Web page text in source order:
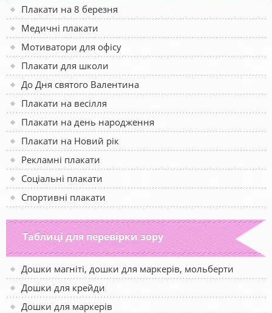
Плакати на 8 березня
Медичні плакати
Мотиватори для офісу
Плакати для школи
До Дня святого Валентина
Плакати на весілля
Плакати на день народження
Плакати на Новий рік
Рекламні плакати
Соціальні плакати
Спортивні плакати
Таблиці для перевірки зору
Дошки магніті, дошки для маркерів, мольберти
Дошки для крейди
Дошки для маркерів